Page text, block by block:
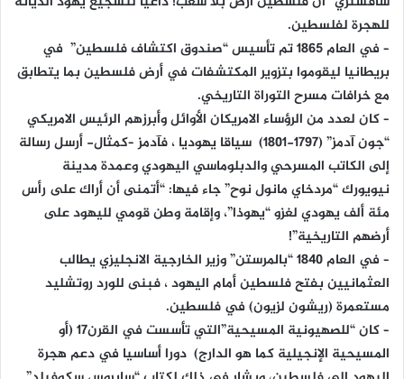
للهجرة لفلسطين.
– في العام 1865 تم تأسيس “صندوق اكتشاف فلسطين” في
بريطانيا ليقوموا بتزوير المكتشفات في أرض فلسطين بما يتطابق
مع خرافات مسرح التوراة التاريخي.
– كان لعدد من الرؤساء الامريكان الأوائل وأبرزهم الرئيس الامريكي
“جون آدمز” (1797-1801) سياقا يهوديا ، فآدمز –كمثال- أرسل رسالة
إلى الكاتب المسرحي والدبلوماسي اليهودي وعمدة مدينة
نيويورك “مردخاي مانول نوح” جاء فيها: “أتمنى أن أراك على رأس
مئة ألف يهودي لغزو “يهوذا”، وإقامة وطن قومي لليهود على
أرضهم التاريخية”!
– في العام 1840 “بالمرستن” وزير الخارجية الانجليزي يطالب
العثمانيين بفتح فلسطين أمام اليهود ، فبنى للورد روتشليد
مستعمرة (ريشون لزيون) في فلسطين.
– كان “للصهيونية المسيحية”التي تأسست في القرن17 (أو
المسيحية الإنجيلية كما هو الدارج) دورا أساسيا في دعم هجرة